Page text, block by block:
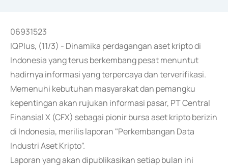
06931523
IQPlus, (11/3) - Dinamika perdagangan aset kripto di
Indonesia yang terus berkembang pesat menuntut
hadirnya informasi yang terpercaya dan terverifikasi.
Memenuhi kebutuhan masyarakat dan pemangku
kepentingan akan rujukan informasi pasar, PT Central
Finansial X (CFX) sebagai pionir bursa aset kripto berizin
di Indonesia, merilis laporan "Perkembangan Data
Industri Aset Kripto".
Laporan yang akan dipublikasikan setiap bulan ini